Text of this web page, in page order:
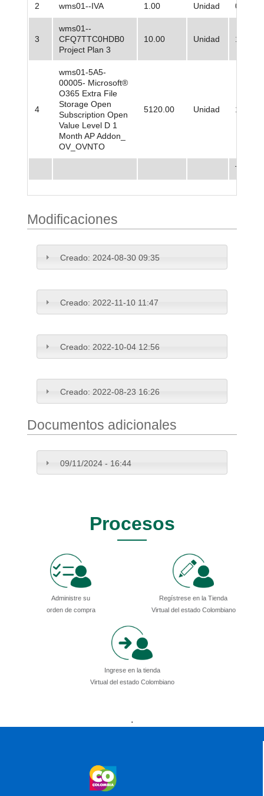
2 wms01--IVA 1.00 Unidad 0,00
3
wms01--
CFQ7TTC0HDB0
Project Plan 3
10.00 Unidad
4
wms01-5A5-
00005- Microsoft®
O365 Extra File
Storage Open
Subscription Open
Value Level D 1
Month AP Addon_
OV_OVNTO
5120.00 Unidad
Total
Modificaciones
Creado: 2024-08-30 09:35
Creado: 2022-11-10 11:47
Creado: 2022-10-04 12:56
Creado: 2022-08-23 16:26
Documentos adicionales
09/11/2024 - 16:44
Procesos
Administre su
orden de compra
Regístrese en la Tienda
Virtual del estado Colombiano
Ingrese en la tienda
Virtual del estado Colombiano
MinRelaciones
MinHacienda
.